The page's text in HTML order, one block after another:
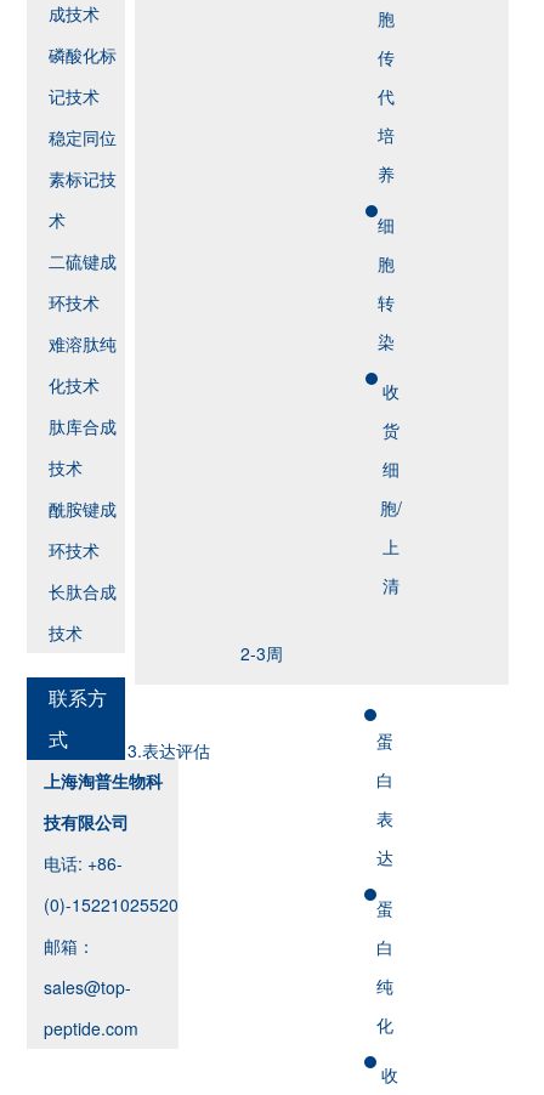
成技术
磷酸化标
记技术
稳定同位
素标记技
术
二硫键成
环技术
难溶肽纯
化技术
肽库合成
技术
酰胺键成
环技术
长肽合成
技术
联系方
式
上海淘普生物科
技有限公司
电话: +86-
(0)-15221025520
邮箱：
sales@top-
peptide.com
胞
传
代
培
养
细
胞
转
染
收
货
细
胞/
上
清
2-3周
3.表达评估
蛋
白
表
达
蛋
白
纯
化
收